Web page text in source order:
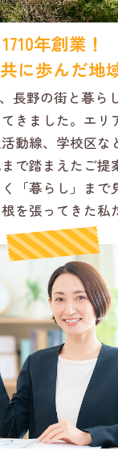
1710年創業！
に歩んだ地
長野の街と暮ら
きました。エリ
動線、学校区な
で踏まえたご提
く「暮らし」ま
を張ってきた私